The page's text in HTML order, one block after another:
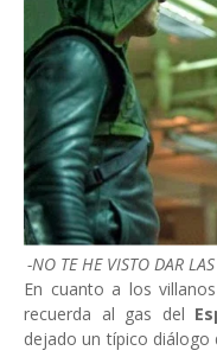
-NO TE HE VISTO DAR
En cuanto a los
recuerda al gas del
dejado un típico